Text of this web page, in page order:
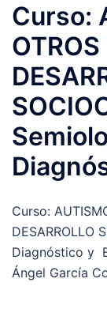
Curso:
Curso:
DESARROLLO
Diagnóstico y
Ángel García